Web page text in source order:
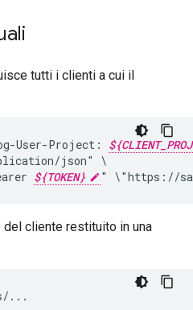
tutti i clienti a cui il
User-Project:
json"
${TOKEN} " \"https://
cliente restituito in una
...